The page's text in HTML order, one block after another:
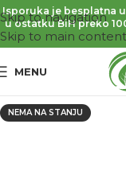
Skip to navigation
Skip to main content
Isporuka je besplatna
u ostatku BiH preko
MENU
NEMA NA STANJU